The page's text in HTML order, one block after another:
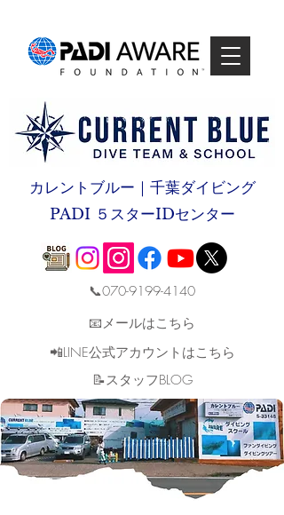
カレントブルー｜千葉ダイビング
PADI ５スターIDセンター
📞070-9199-4140
📧メールはこちら
📲LINE公式アカウントはこちら
​📝スタッフBLOG